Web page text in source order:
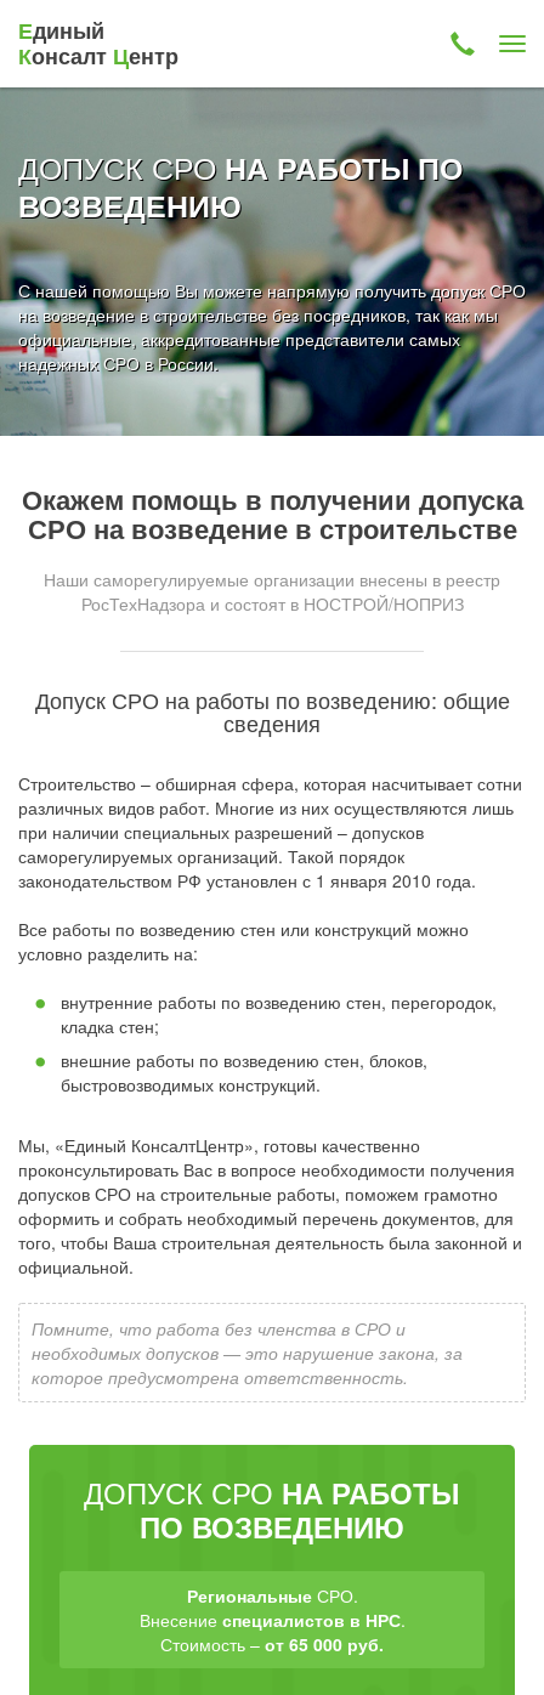
Единый
Консалт Центр
ДОПУСК СРОНА РАБОТЫ ПО
ВОЗВЕДЕНИЮ
С нашей помощью Вы можете напрямую получить допуск СРО
на возведение в строительстве без посредников, так как мы
официальные, аккредитованные представители самых
надежных СРО в России.
Окажем помощь в получении допуска
СРО на возведение в строительстве
Наши саморегулируемые организации внесены в реестр
РосТехНадзора и состоят в НОСТРОЙ/НОПРИЗ
Допуск СРО на работы по возведению: общие
сведения
Строительство – обширная сфера, которая насчитывает сотни
различных видов работ. Многие из них осуществляются лишь
при наличии специальных разрешений – допусков
саморегулируемых организаций. Такой порядок
законодательством РФ установлен с 1 января 2010 года.
Все работы по возведению стен или конструкций можно
условно разделить на:
внутренние работы по возведению стен, перегородок,
кладка стен;
внешние работы по возведению стен, блоков,
быстровозводимых конструкций.
Мы, «Единый КонсалтЦентр», готовы качественно
проконсультировать Вас в вопросе необходимости получения
допусков СРО на строительные работы, поможем грамотно
оформить и собрать необходимый перечень документов, для
того, чтобы Ваша строительная деятельность была законной и
официальной.
Помните, что работа без членства в СРО и
необходимых допусков — это нарушение закона, за
которое предусмотрена ответственность.
ДОПУСК СРО НА РАБОТЫ
ПО ВОЗВЕДЕНИЮ
РегиональныеСРО.
Внесение специалистов в НРС.
Стоимость – от 65 000 руб.